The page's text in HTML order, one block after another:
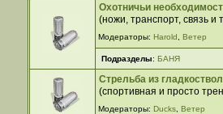
Охотничьи
(ножи, транспорт, связь и
Модераторы:Harold ,Ветер
Подразделы: БАНЯ
Стрельба из
(спортивная и просто
Модераторы:Ducks ,Ветер